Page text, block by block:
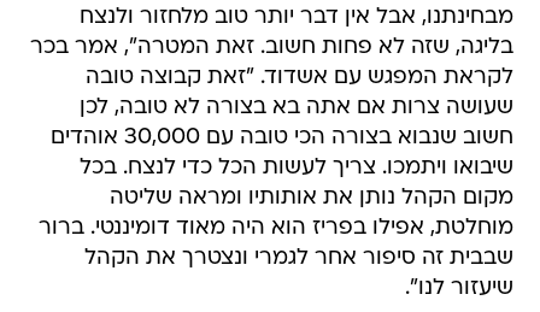
מבחינתנו, אבל אין דבר יותר טוב מלחזור ולנצח
בליגה, שזה לא פחות חשוב. זאת המטרה", אמר בכר
לקראת המפגש עם אשדוד. "זאת קבוצה טובה
שעושה צרות אם אתה בא בצורה לא טובה, לכן
חשוב שנבוא בצורה הכי טובה עם 30,000 אוהדים
שיבואו ויתמכו. צריך לעשות הכל כדי לנצח. בכל
מקום הקהל נותן את אותותיו ומראה שליטה
מוחלטת, אפילו בפריז הוא היה מאוד דומיננטי. ברור
שבבית זה סיפור אחר לגמרי ונצטרך את הקהל
שיעזור לנו".